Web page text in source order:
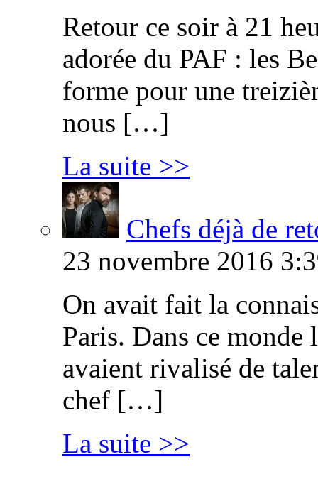
Retour ce soir à 21
adorée du PAF : les
forme pour une
nous […]
La suite >>
Chefs déjà de
23 novembre 2016
On avait fait la
Paris. Dans ce
avaient rivalisé de
chef […]
La suite >>